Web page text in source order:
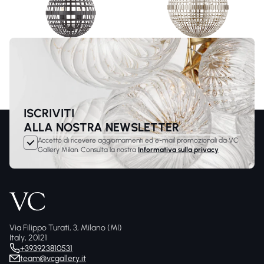
ISCRIVITI
ALLA NOSTRA NEWSLETTER
Accetto di ricevere aggiornamenti ed e-mail promozionali da VC
Gallery Milan. Consulta la nostra Informativa sulla privacy
Via Filippo Turati, 3, Milano (MI)
Italy, 20121
+393923810531
team@vcgallery.it